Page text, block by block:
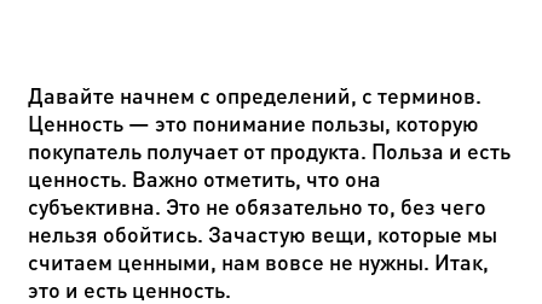
Давайте начнем с определений, с терминов.
Ценность — это понимание пользы, которую
покупатель получает от продукта. Польза и есть
ценность. Важно отметить, что она
субъективна. Это не обязательно то, без чего
нельзя обойтись. Зачастую вещи, которые мы
считаем ценными, нам вовсе не нужны. Итак,
это и есть ценность.